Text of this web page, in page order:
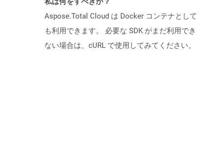
Aspose.Total Cloud は Docker コンテナとして
も利用できます。 必要な SDK がまだ利用でき
ない場合は、cURL で使用してみてください。